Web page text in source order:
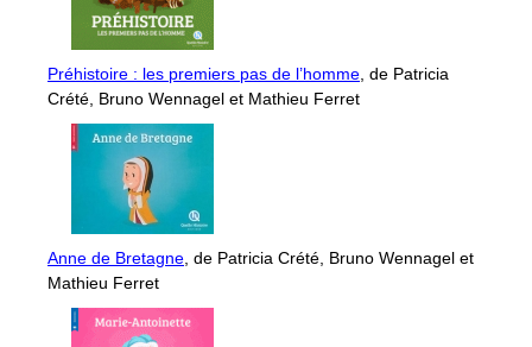
Préhistoire : les premiers pas de l’homme, de Patricia
Crété, Bruno Wennagel et Mathieu Ferret
Anne de Bretagne, de Patricia Crété, Bruno Wennagel et
Mathieu Ferret